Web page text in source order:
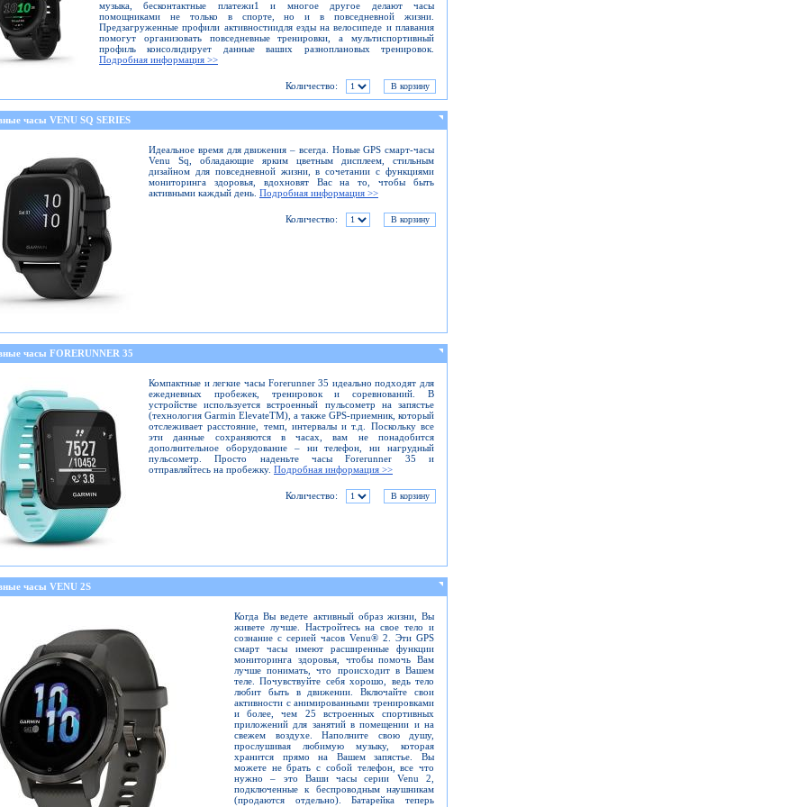
музыка, бесконтактные платежи1 и многое другое делают часы
помощниками не только в спорте, но и в повседневной жизни.
Предзагруженные профили активностиидля езды на велосипеде и плавания
помогут организовать повседневные тренировки, а мультиспортивный
профиль консолидирует данные ваших разноплановых тренировок.
Подробная информация >>
Количество:
часы VENU SQ SERIES
Идеальное время для движения – всегда. Новые GPS смарт-часы
Venu Sq, обладающие ярким цветным дисплеем, стильным
дизайном для повседневной жизни, в сочетании с функциями
мониторинга здоровья, вдохновят Вас на то, чтобы быть
активными каждый день. Подробная информация >>
Количество:
часы FORERUNNER 35
Компактные и легкие часы Forerunner 35 идеально подходят для
ежедневных пробежек, тренировок и соревнований. В
устройстве используется встроенный пульсометр на запястье
(технология Garmin ElevateTM), а также GPS-приемник, который
отслеживает расстояние, темп, интервалы и т.д. Поскольку все
эти данные сохраняются в часах, вам не понадобится
дополнительное оборудование – ни телефон, ни нагрудный
пульсометр. Просто наденьте часы Forerunner 35 и
отправляйтесь на пробежку. Подробная информация >>
Количество:
часы VENU 2S
Когда Вы ведете активный образ жизни, Вы
живете лучше. Настройтесь на свое тело и
сознание с серией часов Venu® 2. Эти GPS
смарт часы имеют расширенные функции
мониторинга здоровья, чтобы помочь Вам
лучше понимать, что происходит в Вашем
теле. Почувствуйте себя хорошо, ведь тело
любит быть в движении. Включайте свои
активности с анимированными тренировками
и более, чем 25 встроенных спортивных
приложений для занятий в помещении и на
свежем воздухе. Наполните свою душу,
прослушивая любимую музыку, которая
хранится прямо на Вашем запястье. Вы
можете не брать с собой телефон, все что
нужно – это Ваши часы серии Venu 2,
подключенные к беспроводным наушникам
(продаются отдельно). Батарейка теперь